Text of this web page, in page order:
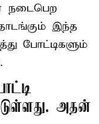
நடைபெற
இந்த
போட்டிகளும்
அதன்